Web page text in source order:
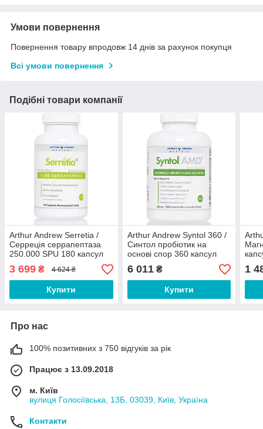
Умови повернення
Повернення товару впродовж 14 днів за рахунок покупця
Всі умови повернення
Подібні товари компанії
Arthur Andrew Serretia /
Серреція серрапептаза
250.000 SPU 180 капсул
Термін 01/11/2026
3 699 ₴ 4 624 ₴
Купити
Arthur Andrew Syntol 360 /
Синтол пробіотик на
основі спор 360 капсул
6 011₴
Купити
1
Про нас
100% позитивних з 750 відгуків за рік
Працює з 13.09.2018
м. Київ
вулиця Голосіївська, 13Б, 03039, Київ, Україна
Контакти